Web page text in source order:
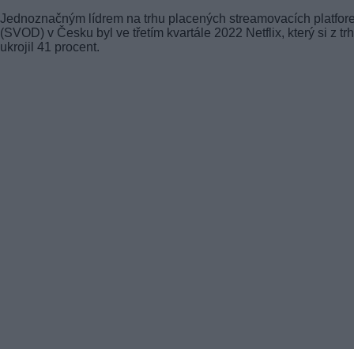
Jednoznačným lídrem na trhu placených streamovacích
(SVOD) v Česku byl ve třetím kvartále 2022 Netflix, který si z
ukrojil 41 procent.